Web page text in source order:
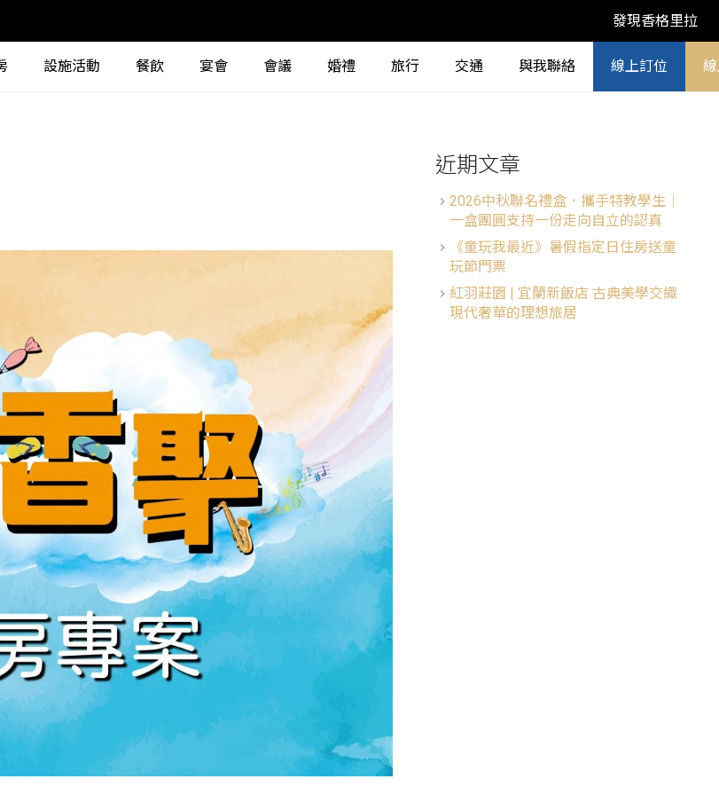
發現香格里拉
設施活動 餐飲 宴會 會議 婚禮 旅行 交通 與我聯絡 線上訂位
近期文章
2026中秋聯名禮盒．攜手特教學生│
一盒團圓支持一份走向自立的認真
《童玩我最近》暑假指定日住房送童
玩節門票
紅羽莊園 | 宜蘭新飯店 古典美學交織
現代奢華的理想旅居